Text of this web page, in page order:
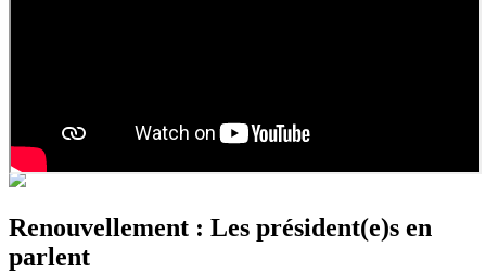
Renouvellement : Les président(e)s en
parlent